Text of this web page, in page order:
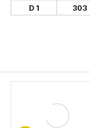
D 1 303